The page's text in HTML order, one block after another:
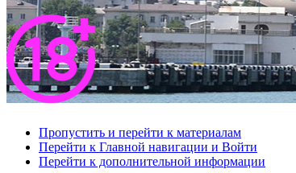
Пропустить и перейти к материалам
Перейти к Главной навигации и Войти
Перейти к дополнительной информации